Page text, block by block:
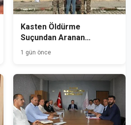
Kasten Öldürme
Suçundan Aranan
Hükümlü Kağızman'da
Yakalandı
1 gün önce